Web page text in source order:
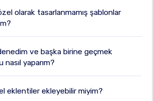
olarak tasarlanmamış şablonlar
ve başka birine geçmek
yaparım?
eklentiler ekleyebilir miyim?